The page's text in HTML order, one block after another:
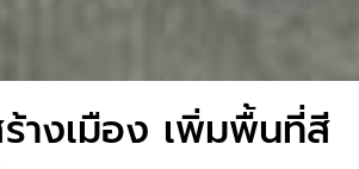
างเมือง เพิ่มพื้นที่สี